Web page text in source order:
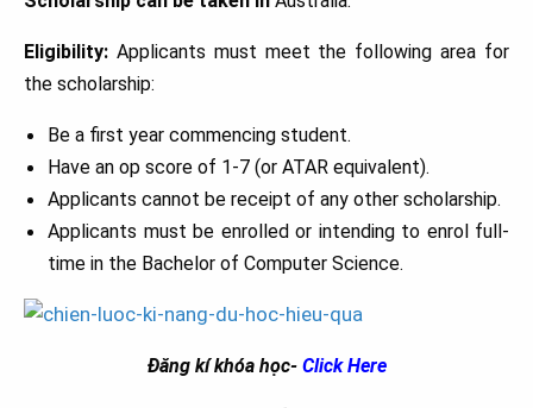
Eligibility: Applicants must meet the following area for
the scholarship:
Be a first year commencing student.
Have an op score of 1-7 (or ATAR equivalent).
Applicants cannot be receipt of any other scholarship.
Applicants must be enrolled or intending to enrol full-
time in the Bachelor of Computer Science.
Đăng kí khóa học- Click Here